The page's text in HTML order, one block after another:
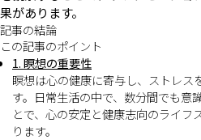
果があります。
記事の結論
この記事のポイント
1. 瞑想の重要性
瞑想は心の健康に寄与し、ストレス
す。日常生活の中で、数分間でも意
とで、心の安定と健康志向のライフ
ります。